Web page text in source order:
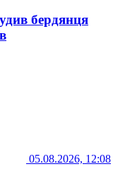
бердянця
05.08.2026, 12:08